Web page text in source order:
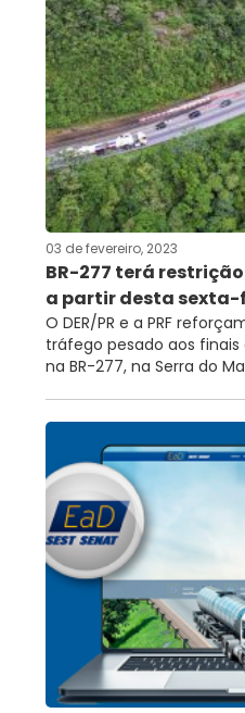
03 de fevereiro, 2023
BR-277 terá
a partir desta
O DER/PR e a PRF
tráfego pesado aos
na BR-277, na Serra do